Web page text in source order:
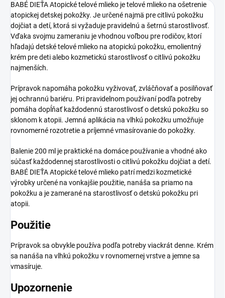
BABÉ DIEŤA Atopické telové mlieko je telové mlieko na ošetrenie
atopickej detskej pokožky. Je určené najmä pre citlivú pokožku
dojčiat a detí, ktorá si vyžaduje pravidelnú a šetrnú starostlivosť.
Vďaka svojmu zameraniu je vhodnou voľbou pre rodičov, ktorí
hľadajú detské telové mlieko na atopickú pokožku, emolientný
krém pre deti alebo kozmetickú starostlivosť o citlivú pokožku
najmenších.
Prípravok napomáha pokožku vyživovať, zvláčňovať a posilňovať
jej ochrannú bariéru. Pri pravidelnom používaní podľa potreby
pomáha dopĺňať každodennú starostlivosť o detskú pokožku so
sklonom k atopii. Jemná aplikácia na vlhkú pokožku umožňuje
rovnomerné rozotretie a príjemné vmasírovanie do pokožky.
Balenie 200 ml je praktické na domáce používanie a vhodné ako
súčasť každodennej starostlivosti o citlivú pokožku dojčiat a detí.
BABÉ DIEŤA Atopické telové mlieko patrí medzi kozmetické
výrobky určené na vonkajšie použitie, nanáša sa priamo na
pokožku a je zamerané na starostlivosť o detskú pokožku pri
atopii.
Použitie
Prípravok sa obvykle používa podľa potreby viackrát denne. Krém
sa nanáša na vlhkú pokožku v rovnomernej vrstve a jemne sa
vmasíruje.
Upozornenie